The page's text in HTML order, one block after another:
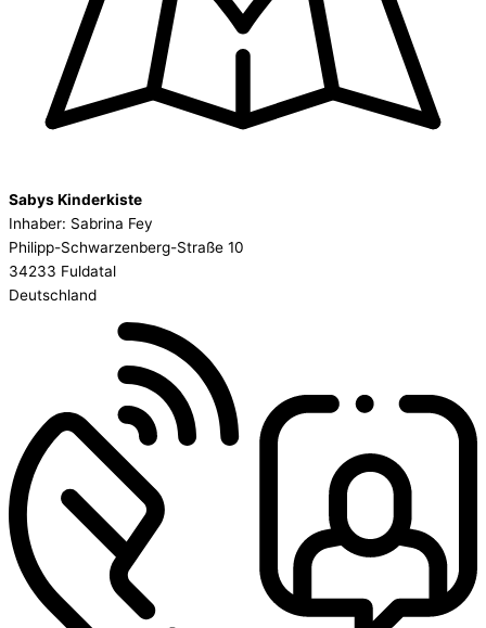
Sabys Kinderkiste
Inhaber: Sabrina Fey
Philipp-Schwarzenberg-Straße 10
34233 Fuldatal
Deutschland